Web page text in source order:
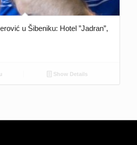
u Šibeniku: Hotel ”Jadran”,
Show Details